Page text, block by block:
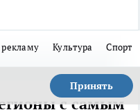
рекламу Культура Спорт
Принять
с самым